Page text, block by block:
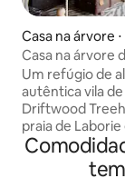
Casa na árvore
Casa na árvore
Piscina privativa
Um refúgio de
autêntica vila de
Driftwood
praia de
piscina
vida na ilha com
é administrado